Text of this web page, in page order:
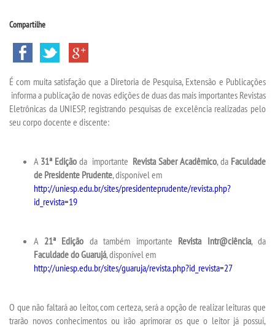
INSCREVA-SE
SEGUNDA GRADUAÇÃO
MATRÍCULA
EDITAL
EDITAL - ADENDO 1
PUBLICAÇÕES
Compartilhe
É com muita satisfação que a Diretoria de Pesquisa, Extensão e Publicações
informa a publicação de novas edições de duas das mais importantes Revistas
Eletrônicas da UNIESP, registrando pesquisas de excelência realizadas pelo
seu corpo docente e discente:
A 31ª Ediçãoda importante Revista Saber Acadêmico, da Faculdade
de Presidente Prudente, disponível em
http://uniesp.edu.br/sites/presidenteprudente/revista.php?
id_revista=19
A 21ª Edição da também importante Revista Intr@ciência, da
Faculdade do Guarujá, disponível em
http://uniesp.edu.br/sites/guaruja/revista.php?id_revista=27
O que não faltará ao leitor, com certeza, será a opção de realizar leituras que
trarão novos conhecimentos ou irão aprimorar os que o leitor já possui,